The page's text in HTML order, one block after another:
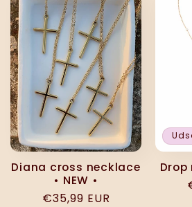
Diana cross necklace
• NEW •
Normalpris
€35,99 EUR
Drop